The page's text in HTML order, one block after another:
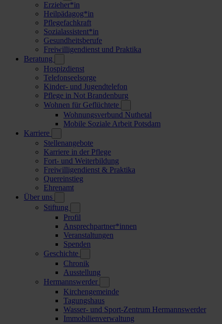
Erzieher*in
Heilpädagog*in
Pflegefachkraft
Sozialassistent*in
Gesundheitsberufe
Freiwilligendienst und Praktika
Beratung
Hospizdienst
Telefonseelsorge
Kinder- und Jugendtelefon
Pflege in Not Brandenburg
Wohnen für Geflüchtete
Wohnungsverbund Nuthetal
Mobile Soziale Arbeit Potsdam
Karriere
Stellenangebote
Karriere in der Pflege
Fort- und Weiterbildung
Freiwilligendienst & Praktika
Quereinstieg
Ehrenamt
Über uns
Stiftung
Profil
Ansprechpartner*innen
Veranstaltungen
Spenden
Geschichte
Chronik
Ausstellung
Hermannswerder
Kirchengemeinde
Tagungshaus
Wasser- und Sport-Zentrum Hermannswerder
Immobilienverwaltung